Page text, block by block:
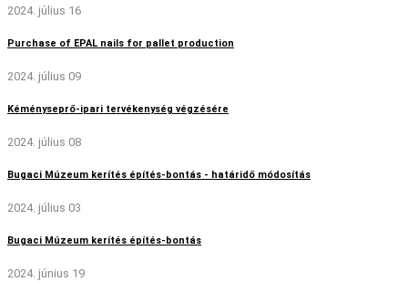
2024. július 16
Purchase of EPAL nails for pallet production
2024. július 09
Kéményseprő-ipari tervékenység végzésére
2024. július 08
Bugaci Múzeum kerítés építés-bontás - határidő módosítás
2024. július 03
Bugaci Múzeum kerítés építés-bontás
2024. június 19